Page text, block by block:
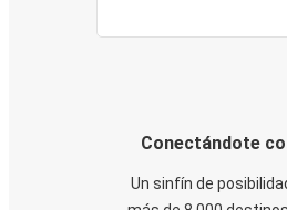
Conectándote
Un sinfín de